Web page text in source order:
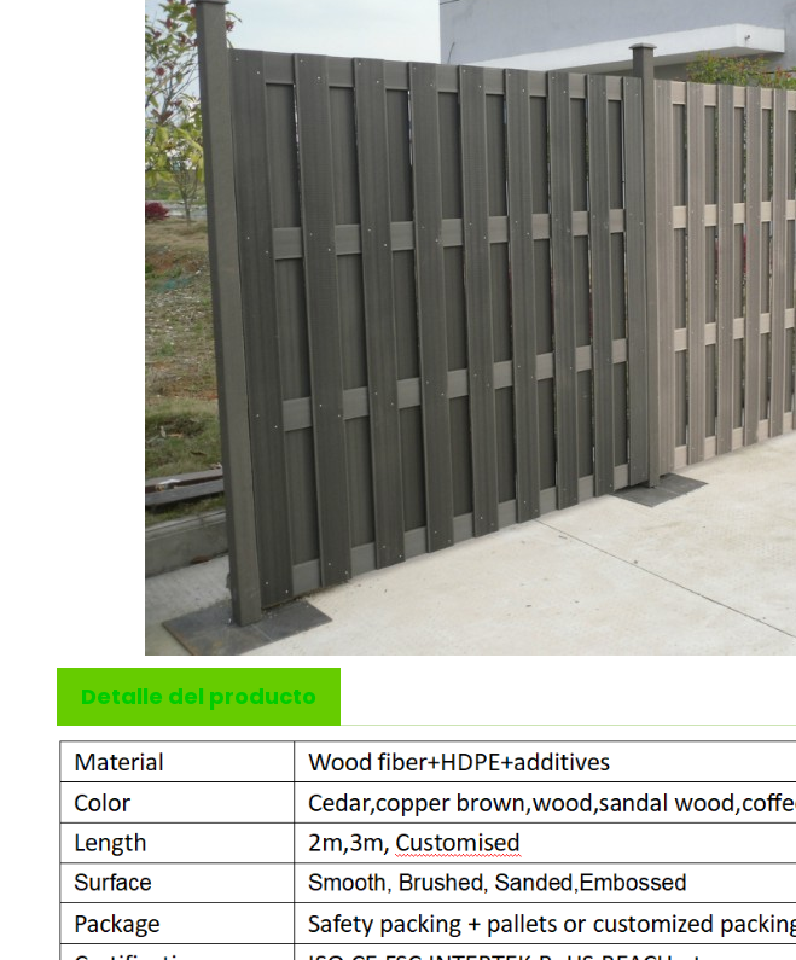
Detalle del producto